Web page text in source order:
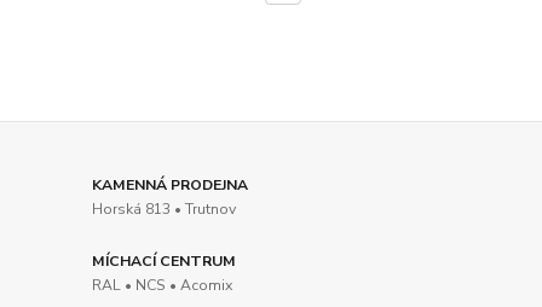
KAMENNÁ PRODEJNA
Horská 813 • Trutnov
MÍCHACÍ CENTRUM
RAL • NCS • Acomix